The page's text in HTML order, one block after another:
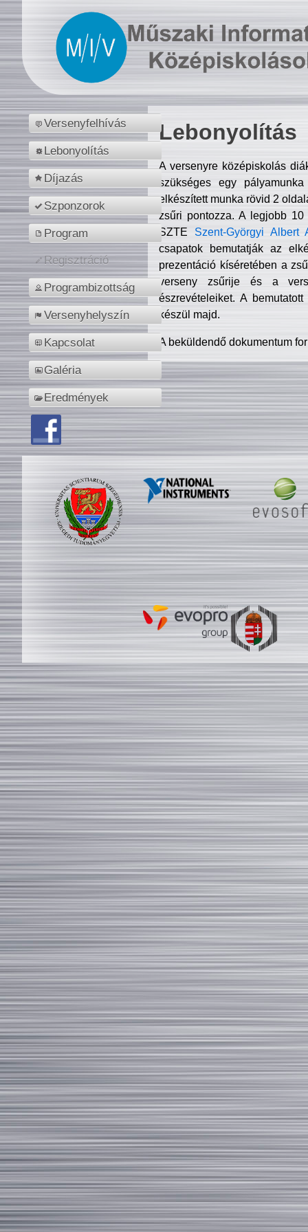
Versenyfelhívás
Lebonyolítás
Díjazás
Szponzorok
Program
Regisztráció
Programbizottság
Versenyhelyszín
Kapcsolat
Galéria
Eredmények
Lebonyolítás
A versenyre középiskolás
szükséges egy
elkészített munka rövid 2
zsűri pontozza. A legjobb
SZTE Szent-Györgyi Albert
csapatok bemutatják az
prezentáció kíséretében a
verseny zsűrije és a
észrevételeiket. A
készül majd.
A beküldendő dokumentum